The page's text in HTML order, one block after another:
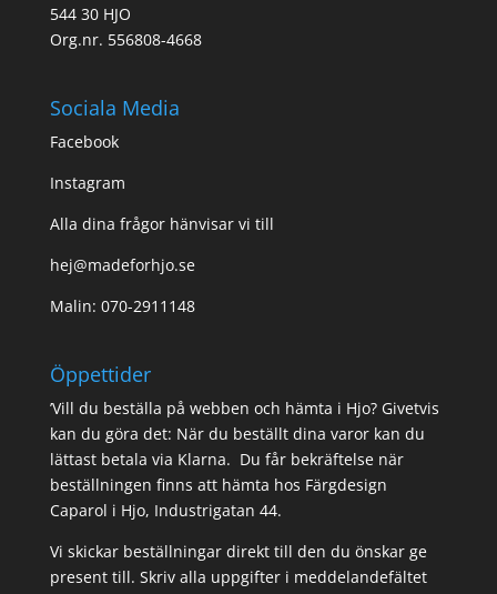
544 30 HJO
Org.nr. 556808-4668
Sociala Media
Facebook
Instagram
Alla dina frågor hänvisar vi till
hej@madeforhjo.se
Malin: 070-2911148
Öppettider
’Vill du beställa på webben och hämta i Hjo? Givetvis
kan du göra det: När du beställt dina varor kan du
lättast betala via Klarna. Du får bekräftelse när
beställningen finns att hämta hos Färgdesign
Caparol i Hjo, Industrigatan 44.
Vi skickar beställningar direkt till den du önskar ge
present till. Skriv alla uppgifter i meddelandefältet